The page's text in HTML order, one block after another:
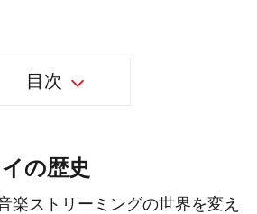
目次
の歴史
楽ストリーミングの世界を変え